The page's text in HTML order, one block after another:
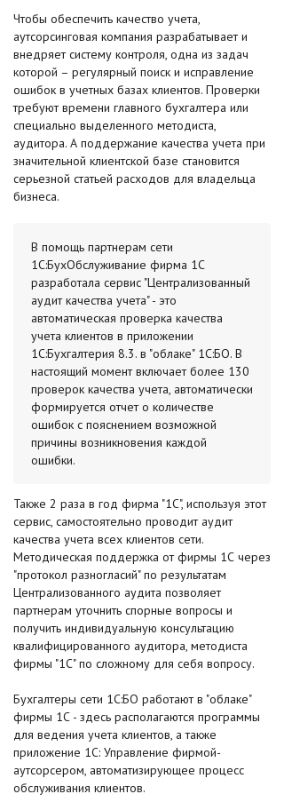
Чтобы обеспечить качество учета,
аутсорсинговая компания разрабатывает и
внедряет систему контроля, одна из задач
которой – регулярный поиск и исправление
ошибок в учетных базах клиентов. Проверки
требуют времени главного бухгалтера или
специально выделенного методиста,
аудитора. А поддержание качества учета при
значительной клиентской базе становится
серьезной статьей расходов для владельца
бизнеса.
В помощь партнерам сети
1С:БухОбслуживание фирма 1С
разработала сервис "Централизованный
аудит качества учета" - это
автоматическая проверка качества
учета клиентов в приложении
1С:Бухгалтерия 8.3. в "облаке" 1С:БО. В
настоящий момент включает более 130
проверок качества учета, автоматически
формируется отчет о количестве
ошибок с пояснением возможной
причины возникновения каждой
ошибки.
Также 2 раза в год фирма "1С", используя этот
сервис, самостоятельно проводит аудит
качества учета всех клиентов сети.
Методическая поддержка от фирмы 1С через
"протокол разногласий" по результатам
Централизованного аудита позволяет
партнерам уточнить спорные вопросы и
получить индивидуальную консультацию
квалифицированного аудитора, методиста
фирмы "1С" по сложному для себя вопросу.
Бухгалтеры сети 1С:БО работают в "облаке"
фирмы 1С - здесь располагаются программы
для ведения учета клиентов, а также
приложение 1С: Управление фирмой-
аутсорсером, автоматизирующее процесс
обслуживания клиентов.